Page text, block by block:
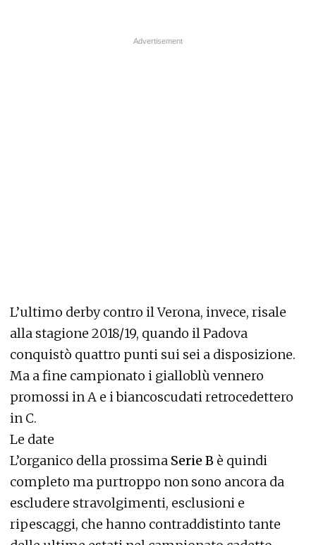
L’ultimo derby contro il Verona, invece, risale
alla stagione 2018/19, quando il Padova
conquistò quattro punti sui sei a disposizione.
Ma a fine campionato i gialloblù vennero
promossi in A e i biancoscudati retrocedettero
in C.
Le date
L’organico della prossima Serie B è quindi
completo ma purtroppo non sono ancora da
escludere stravolgimenti, esclusioni e
ripescaggi, che hanno contraddistinto tante